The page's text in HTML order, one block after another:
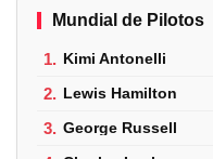
Mundial de Pilotos
1. Kimi Antonelli
2. Lewis Hamilton
3. George Russell